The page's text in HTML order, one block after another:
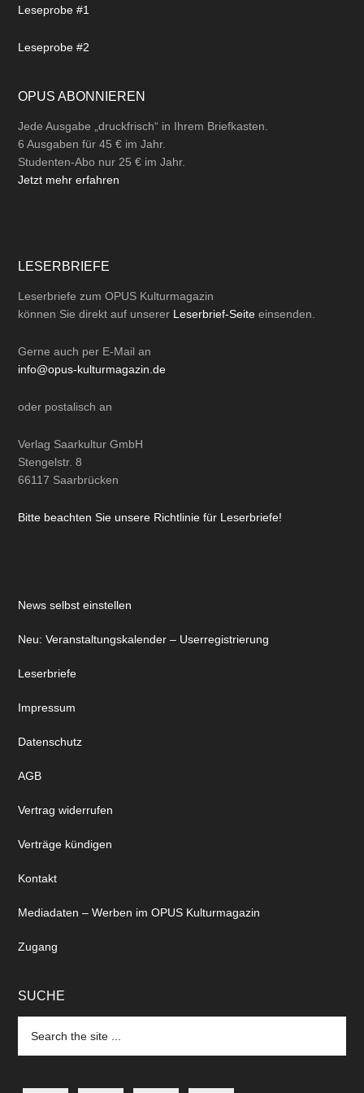
Leseprobe #1
Leseprobe #2
OPUS ABONNIEREN
Jede Ausgabe „druckfrisch“ in Ihrem Briefkasten.
6 Ausgaben für 45 € im Jahr.
Studenten-Abo nur 25 € im Jahr.
Jetzt mehr erfahren
LESERBRIEFE
Leserbriefe zum OPUS Kulturmagazin
können Sie direkt auf unserer Leserbrief-Seite einsenden.
Gerne auch per E-Mail an
info@opus-kulturmagazin.de
oder postalisch an
Verlag Saarkultur GmbH
Stengelstr. 8
66117 Saarbrücken
Bitte beachten Sie unsere Richtlinie für Leserbriefe!
News selbst einstellen
Neu: Veranstaltungskalender – Userregistrierung
Leserbriefe
Impressum
Datenschutz
AGB
Vertrag widerrufen
Verträge kündigen
Kontakt
Mediadaten – Werben im OPUS Kulturmagazin
Zugang
SUCHE
the